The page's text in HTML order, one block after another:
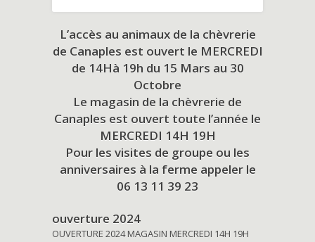
L’accès au animaux de la chèvrerie
de Canaples est ouvert le MERCREDI
de 14Hà 19h du 15 Mars au 30
Octobre
Le magasin de la chèvrerie de
Canaples est ouvert toute l’année le
MERCREDI 14H 19H
Pour les visites de groupe ou les
anniversaires à la ferme appeler le
06 13 11 39 23
ouverture 2024
OUVERTURE 2024 MAGASIN MERCREDI 14H 19H